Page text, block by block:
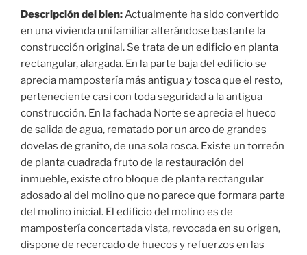
Descripción del bien:Actualmente ha sido convertido
en una vivienda unifamiliar alterándose bastante la
construcción original. Se trata de un edificio en planta
rectangular, alargada. En la parte baja del edificio se
aprecia mampostería más antigua y tosca que el resto,
perteneciente casi con toda seguridad a la antigua
construcción. En la fachada Norte se aprecia el hueco
de salida de agua, rematado por un arco de grandes
dovelas de granito, de una sola rosca. Existe un torreón
de planta cuadrada fruto de la restauración del
inmueble, existe otro bloque de planta rectangular
adosado al del molino que no parece que formara parte
del molino inicial. El edificio del molino es de
mampostería concertada vista, revocada en su origen,
dispone de recercado de huecos y refuerzos en las